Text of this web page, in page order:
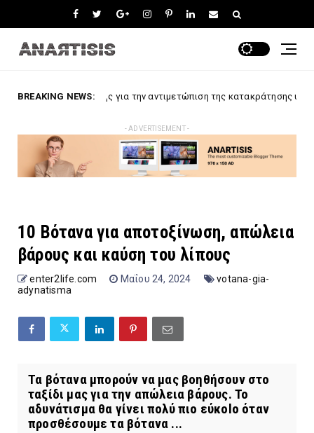
BREAKING NEWS:
για την αντιμετώπιση της κατακράτησης υγρών adynatisma
- ADVERTISEMENT -
10 Βότανα για αποτοξίνωση, απώλεια
βάρους και καύση του λίπους
enter2life.com Μαΐου 24, 2024
votana-gia-
adynatisma
Τα βότανα μπορούν να μας βοηθήσουν στο
ταξίδι μας για την απώλεια βάρους. Το
αδυνάτισμα θα γίνει πολύ πιο εύκοlo όταν
προσθέσουμε τα βότανα ...